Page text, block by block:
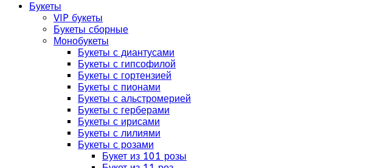
Букеты
VIP букеты
Букеты сборные
Монобукеты
Букеты с диантусами
Букеты с гипсофилой
Букеты с гортензией
Букеты с пионами
Букеты с альстромерией
Букеты с герберами
Букеты с ирисами
Букеты с лилиями
Букеты с розами
Букет из 101 розы